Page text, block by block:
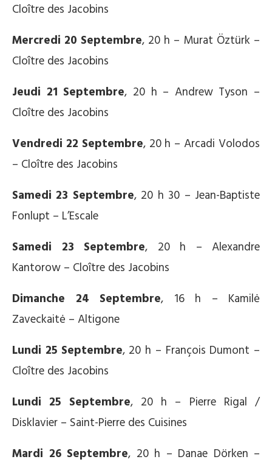
Cloître des Jacobins
Mercredi 20 Septembre, 20 h – Murat Öztürk –
Cloître des Jacobins
Jeudi 21 Septembre, 20 h – Andrew Tyson –
Cloître des Jacobins
Vendredi 22 Septembre, 20 h – Arcadi Volodos
– Cloître des Jacobins
Samedi 23 Septembre, 20 h 30 – Jean-Baptiste
Fonlupt – L’Escale
Samedi 23 Septembre, 20 h – Alexandre
Kantorow – Cloître des Jacobins
Dimanche 24 Septembre, 16 h – Kamilė
Zaveckaitė – Altigone
Lundi 25 Septembre, 20 h – François Dumont –
Cloître des Jacobins
Lundi 25 Septembre, 20 h – Pierre Rigal /
Disklavier – Saint-Pierre des Cuisines
Mardi 26 Septembre, 20 h – Danae Dörken –